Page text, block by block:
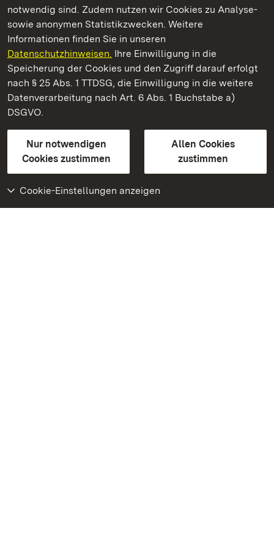
notwendig sind. Zudem nutzen wir Cookies zu Analyse-
sowie anonymen Statistikzwecken. Weitere
Informationen finden Sie in unseren
Datenschutzhinweisen. Ihre Einwilligung in die
Speicherung der Cookies und den Zugriff darauf erfolgt
nach § 25 Abs. 1 TTDSG, die Einwilligung in die weitere
Datenverarbeitung nach Art. 6 Abs. 1 Buchstabe a)
DSGVO.
Nur notwendigen
Cookies zustimmen
Allen Cookies
zustimmen
Cookie-Einstellungen anzeigen
Staatliche Schlösser und Gärten Baden‑Württemberg
Staatliche Schlösser und Gärten Baden-Württemberg
Kontakt
GebärdenspracheLeichte Sprache
Erklärung zur Barrierefreiheit
BITV-konform (geprüfte Seiten)
Weiteres